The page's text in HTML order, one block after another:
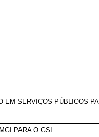
EM SERVIÇOS PÚBLICOS
PARA O GSI